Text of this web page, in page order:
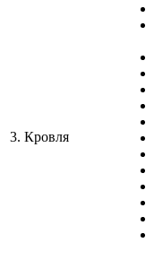
3. Кровля